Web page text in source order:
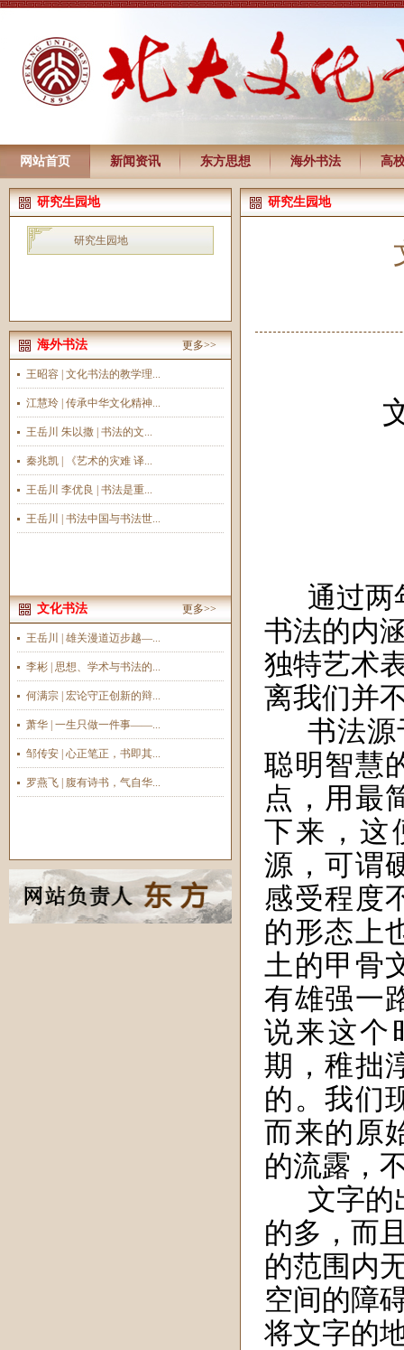
网站首页 新闻资讯 东方思想 海外书法 高
研究生园地
研究生园地
海外书法 更多>>
王昭容 | 文化书法的教学理...
江慧玲 | 传承中华文化精神...
王岳川 朱以撒 | 书法的文...
秦兆凯 | 《艺术的灾难 译...
王岳川 李优良 | 书法是重...
王岳川 | 书法中国与书法世...
文化书法 更多>>
王岳川 | 雄关漫道迈步越—...
李彬 | 思想、学术与书法的...
何满宗 | 宏论守正创新的辩...
萧华 | 一生只做一件事——...
邹传安 | 心正笔正，书即其...
罗燕飞 | 腹有诗书，气自华...
研究生园地
通过两
书法的内
独特艺术
离我们并
书法
聪明智慧
点，用最
下来，这
源，可谓
感受程度
的形态上
土的甲骨
有雄强一
说来这个
期，稚拙
的。我们
而来的原
的流露，
文字的
的多，而
的范围内
空间的障
将文字的